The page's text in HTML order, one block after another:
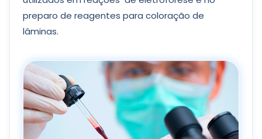
preparo de reagentes para coloração de
lâminas.